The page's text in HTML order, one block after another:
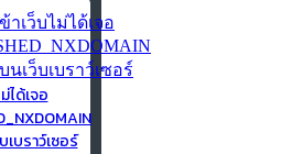
ได้เจอ
บราว์เซอร์